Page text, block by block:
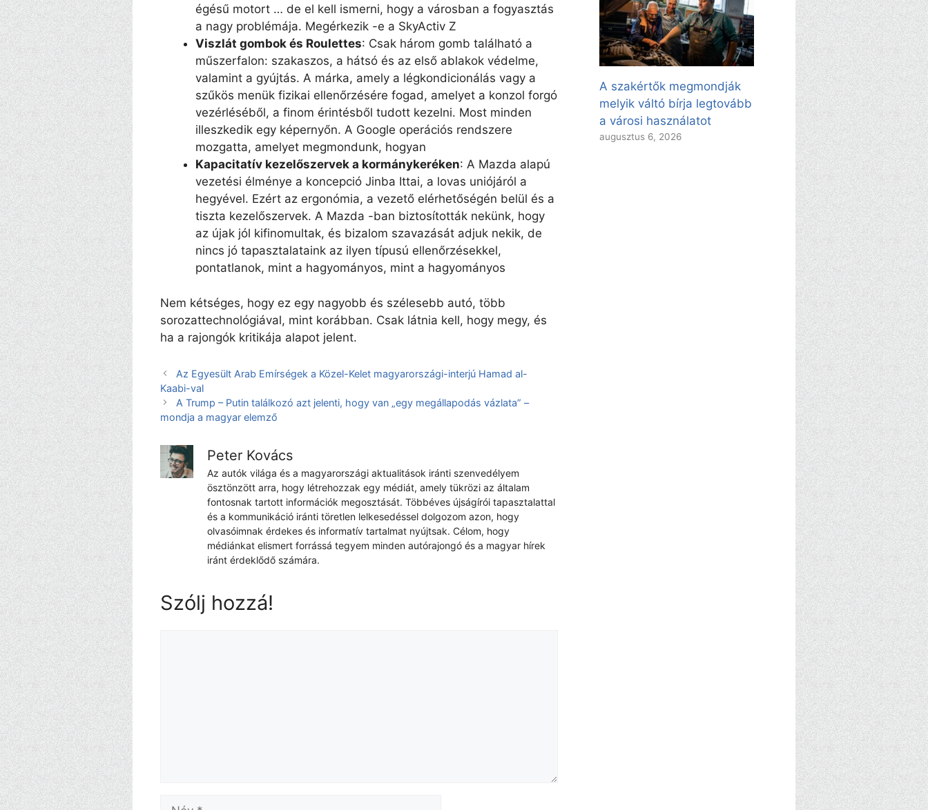
égésű motort … de el kell ismerni, hogy a városban a fogyasztás
a nagy problémája. Megérkezik -e a SkyActiv Z
Viszlát gombok és Roulettes: Csak három gomb található a
műszerfalon: szakaszos, a hátsó és az első ablakok védelme,
valamint a gyújtás. A márka, amely a légkondicionálás vagy a
szűkös menük fizikai ellenőrzésére fogad, amelyet a konzol forgó
vezérléséből, a finom érintésből tudott kezelni. Most minden
illeszkedik egy képernyőn. A Google operációs rendszere
mozgatta, amelyet megmondunk, hogyan
Kapacitatív kezelőszervek a kormánykeréken: A Mazda alapú
vezetési élménye a koncepció Jinba Ittai, a lovas uniójáról a
hegyével. Ezért az ergonómia, a vezető elérhetőségén belül és a
tiszta kezelőszervek. A Mazda -ban biztosították nekünk, hogy
az újak jól kifinomultak, és bizalom szavazását adjuk nekik, de
nincs jó tapasztalataink az ilyen típusú ellenőrzésekkel,
pontatlanok, mint a hagyományos, mint a hagyományos
Nem kétséges, hogy ez egy nagyobb és szélesebb autó, több
sorozattechnológiával, mint korábban. Csak látnia kell, hogy megy, és
ha a rajongók kritikája alapot jelent.
Az Egyesült Arab Emírségek a Közel-Kelet magyarországi-interjú Hamad al-
Kaabi-val
A Trump – Putin találkozó azt jelenti, hogy van „egy megállapodás vázlata” –
mondja a magyar elemző
Peter Kovács
Az autók világa és a magyarországi aktualitások iránti szenvedélyem
ösztönzött arra, hogy létrehozzak egy médiát, amely tükrözi az általam
fontosnak tartott információk megosztását. Többéves újságírói tapasztalattal
és a kommunikáció iránti töretlen lelkesedéssel dolgozom azon, hogy
olvasóimnak érdekes és informatív tartalmat nyújtsak. Célom, hogy
médiánkat elismert forrássá tegyem minden autórajongó és a magyar hírek
iránt érdeklődő számára.
Szólj hozzá!
A szakértők megmondják
melyik váltó bírja legtovább
a városi használatot
augusztus 6, 2026